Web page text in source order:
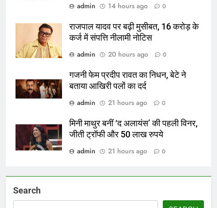
admin
14 hours ago 0
राजपाल यादव पर बढ़ी मुसीबत, 16 करोड़ के
कर्ज में संपत्ति नीलामी नोटिस
admin
20 hours ago 0
गजनी फेम प्रदीप रावत का निधन, बेटे ने
बताया आखिरी पलों का दर्द
admin
21 hours ago 0
मिनी माथुर बनीं ‘द अलायंस’ की पहली विनर,
जीती ट्रॉफी और 50 लाख रुपये
admin
21 hours ago 0
Search